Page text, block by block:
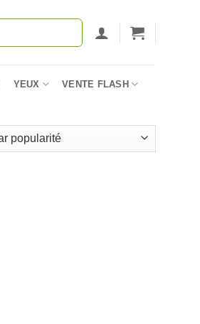
YEUX VENTE FLASH